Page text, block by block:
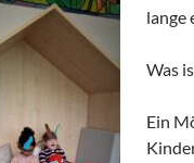
lange
Was
Ein